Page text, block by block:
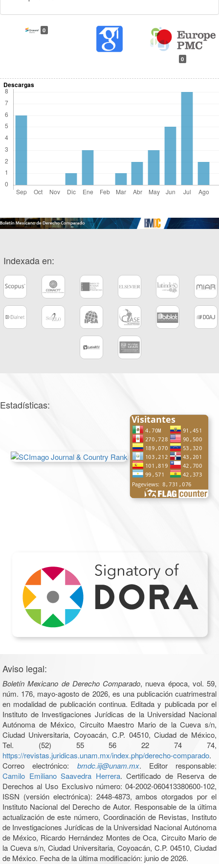
0
0
Descargas
Indexada en:
Estadísticas:
Aviso legal:
Boletín Mexicano de Derecho Comparado, nueva época, vol. 59,
núm. 176, mayo-agosto de 2026, es una publicación cuatrimestral
en modalidad de publicación continua. Editada y publicada por el
Instituto de Investigaciones Jurídicas de la Universidad Nacional
Autónoma de México, Circuito Maestro Mario de la Cueva s/n,
Ciudad Universitaria, Coyoacán, C.P. 04510, Ciudad de México,
Tel. (52) 55 56 22 74 74,
https://revistas.juridicas.unam.mx/index.php/derecho-comparado.
Correo electrónico: bmdc.iij@unam.mx. Editor responsable:
Camilo Emiliano Saavedra Herrera. Certificado de Reserva de
Derechos al Uso Exclusivo número: 04-2002-060413380600-102,
ISSN (versión electrónica): 2448-4873, ambos otorgados por el
Instituto Nacional del Derecho de Autor. Responsable de la última
actualización de este número, Coordinación de Revistas, Instituto
de Investigaciones Jurídicas de la Universidad Nacional Autónoma
de México, Ricardo Hernández Montes de Oca, Circuito Mario de
la Cueva s/n, Ciudad Universitaria, Coyoacán, C.P. 04510, Ciudad
de México. Fecha de la última modificación: junio de 2026.